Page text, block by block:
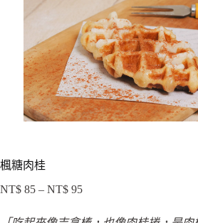
楓糖肉桂
NT$ 85 – NT$ 95價